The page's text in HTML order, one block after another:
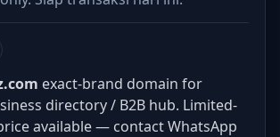
exact-brand domain for
directory / B2B hub. Limited-
available — contact WhatsApp